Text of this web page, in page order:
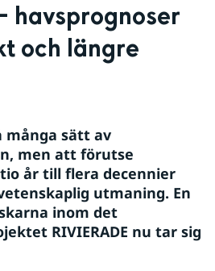
havsprognoser
och längre
många sätt av
men att förutse
år till flera decennier
utmaning. En
inom det
RIVIERADE nu tar sig